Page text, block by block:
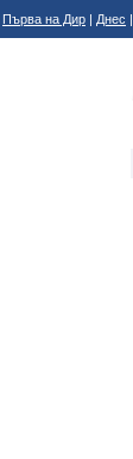
Първа на Дир | Днес |